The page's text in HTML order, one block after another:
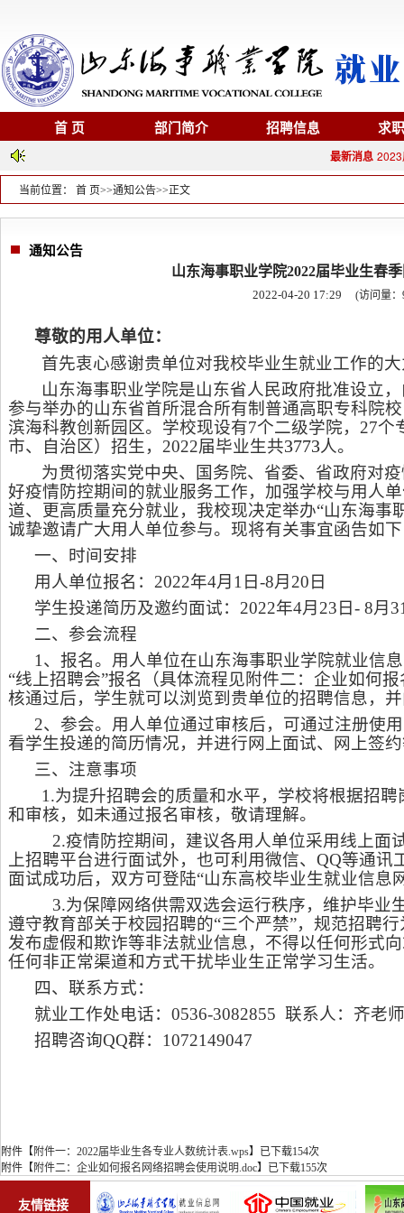
首 页 部门简介 招聘信息 求
最新消息 2023
当前位置： 首 页>>通知公告>>正文
通知公告
山东海事职业学院2022届毕业生春
2022-04-20 17:29 (访问量：
尊敬的用人单位：
首先衷心感谢贵单位对我校毕业生就业工作的
山东海事职业学院是山东省人民政府批准设立
参与举办的山东省首所混合所有制普通高职专科院
滨海科教创新园区。 学校现设有7个二级学院， 27个
市、自治区）招生， 2022届毕业生共3773人。
为贯彻落实党中央、国务院、省委、省政府对
好疫情防控期间的就业服务工作，加强学校与用人
道、更高质量充分就业，我校现决定举办“山东海事
诚挚邀请广大用人单位参与。现将有关事宜函告如
一、时间安排
用人单位报名：2022年4月 1 日-8月20 日
学生投递简历及邀约面试：2022年4月23 日-8月
二、参会流程
1、报名。用人单位在山东海事职业学院就业信
“线上招聘会”报名（具体流程见附件二：企业如何
核通过后，学生就可以浏览到贵单位的招聘信息，
2、参会。用人单位通过审核后，可通过注册使
看学生投递的简历情况，并进行网上面试、网上签
三、注意事项
1.为提升招聘会的质量和水平，学校将根据招
和审核，如未通过报名审核，敬请理解。
2.疫情防控期间，建议各用人单位采用线上面
上招聘平台进行面试外，也可利用微信、 QQ等通讯
面试成功后，双方可登陆“山东高校毕业生就业信息
3.为保障网络供需双选会运行秩序，维护毕业
遵守教育部关于校园招聘的“三个严禁”，规范招聘
发布虚假和欺诈等非法就业信息，不得以任何形式
任何非正常渠道和方式干扰毕业生正常学习生活。
四、联系方式：
就业工作处电话：0536-3082855联系人：齐老
招聘咨询QQ群： 1072149047
附件【附件一：2022届毕业生各专业人数统计表.wps】 已下载154次
附件【附件二：企业如何报名网络招聘会使用说明.doc】 已下载155次
友情链接